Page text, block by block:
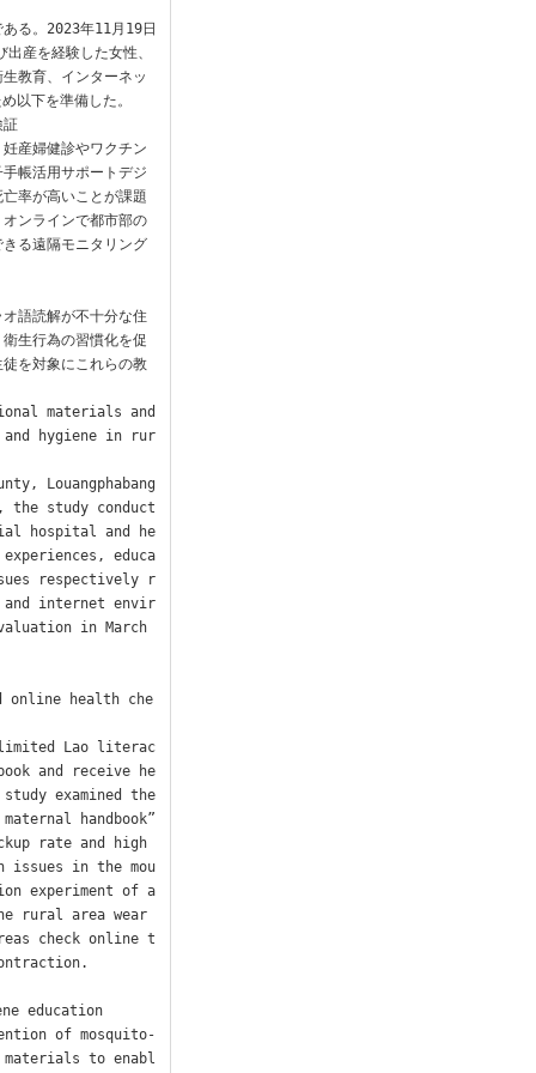
る。2023年11月19日
産を経験した女性、
教育、インターネッ
以下を準備した。
証
産婦健診やワクチン
帳活用サポートデジ
率が高いことが課題
ンラインで都市部の
る遠隔モニタリング
語読解が不十分な住
生行為の習慣化を促
を対象にこれらの教
materials and
hygiene in rur
Louangphabang
the study conduct
hospital and he
educa
respectively r
internet envir
in March
online health che
limited Lao literac
and receive he
examined the
handbook”
rate and high
issues in the mou
experiment of a
rural area wear
check online t
education
of mosquito-
to enabl